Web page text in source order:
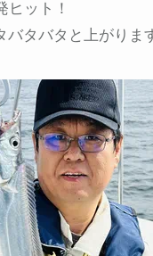
ヒット！
バタバタと上がりま